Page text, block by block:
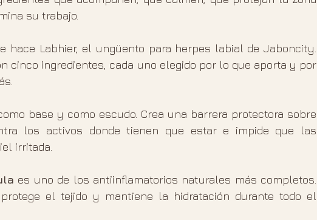
su trabajo.
hace Labhier, el ungüento para herpes labial de Jaboncity.
cinco ingredientes, cada uno elegido por lo que aporta y por
base y como escudo. Crea una barrera protectora sobre
los activos donde tienen que estar e impide que las
irritada.
es uno de los antiinflamatorios naturales más completos.
el tejido y mantiene la hidratación durante todo el